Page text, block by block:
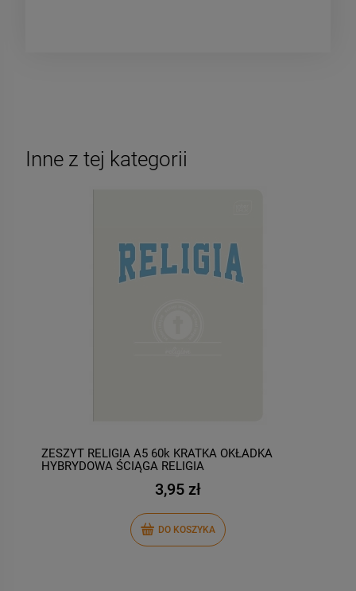
Inne z tej kategorii
ZESZYT RELIGIA A5 60k KRATKA OKŁADKA
HYBRYDOWA ŚCIĄGA RELIGIA
3,95 zł
DO KOSZYKA